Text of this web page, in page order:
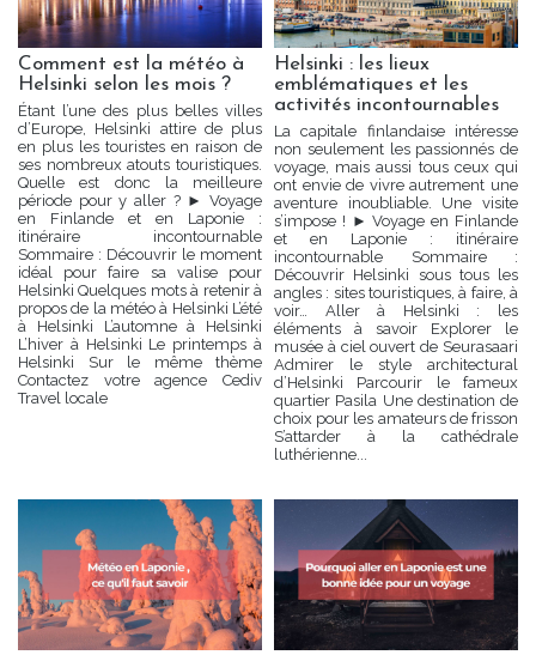
Comment est la météo à
Helsinki selon les mois ?
Étant l’une des plus belles villes
d’Europe, Helsinki attire de plus
en plus les touristes en raison de
ses nombreux atouts touristiques.
Quelle est donc la meilleure
période pour y aller ? ► Voyage
en Finlande et en Laponie :
itinéraire incontournable
Sommaire : Découvrir le moment
idéal pour faire sa valise pour
Helsinki Quelques mots à retenir à
propos de la météo à Helsinki L’été
à Helsinki L’automne à Helsinki
L’hiver à Helsinki Le printemps à
Helsinki Sur le même thème
Contactez votre agence Cediv
Travel locale
Helsinki : les lieux
emblématiques et les
activités incontournables
La capitale finlandaise intéresse
non seulement les passionnés de
voyage, mais aussi tous ceux qui
ont envie de vivre autrement une
aventure inoubliable. Une visite
s’impose ! ► Voyage en Finlande
et en Laponie : itinéraire
incontournable Sommaire :
Découvrir Helsinki sous tous les
angles : sites touristiques, à faire, à
voir… Aller à Helsinki : les
éléments à savoir Explorer le
musée à ciel ouvert de Seurasaari
Admirer le style architectural
d’Helsinki Parcourir le fameux
quartier Pasila Une destination de
choix pour les amateurs de frisson
S’attarder à la cathédrale
luthérienne...